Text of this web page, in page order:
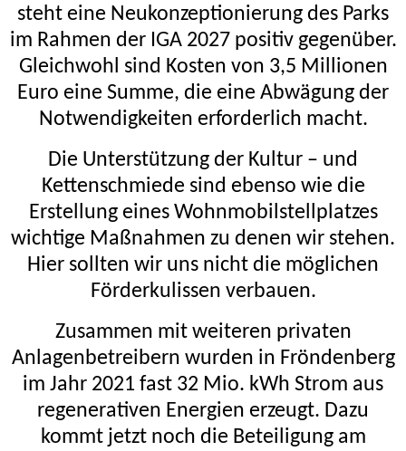
steht eine Neukonzeptionierung des Parks
im Rahmen der IGA 2027 positiv gegenüber.
Gleichwohl sind Kosten von 3,5 Millionen
Euro eine Summe, die eine Abwägung der
Notwendigkeiten erforderlich macht.
Die Unterstützung der Kultur – und
Kettenschmiede sind ebenso wie die
Erstellung eines Wohnmobilstellplatzes
wichtige Maßnahmen zu denen wir stehen.
Hier sollten wir uns nicht die möglichen
Förderkulissen verbauen.
Zusammen mit weiteren privaten
Anlagenbetreibern wurden in Fröndenberg
im Jahr 2021 fast 32 Mio. kWh Strom aus
regenerativen Energien erzeugt. Dazu
kommt jetzt noch die Beteiligung am